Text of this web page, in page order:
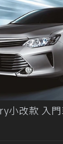
小改款 入